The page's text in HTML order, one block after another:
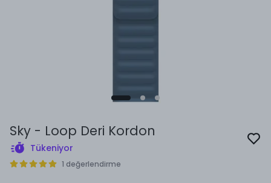
Sky - Loop Deri Kordon
Tükeniyor
1 değerlendirme